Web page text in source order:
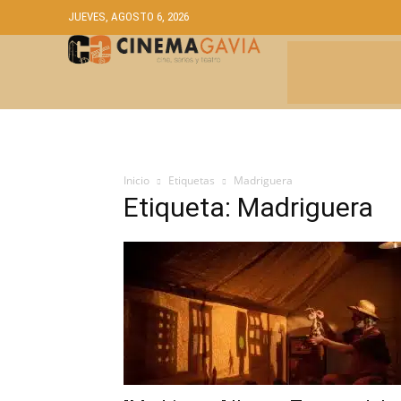
JUEVES, AGOSTO 6, 2026
Inicio Etiquetas Madriguera
Etiqueta: Madriguera